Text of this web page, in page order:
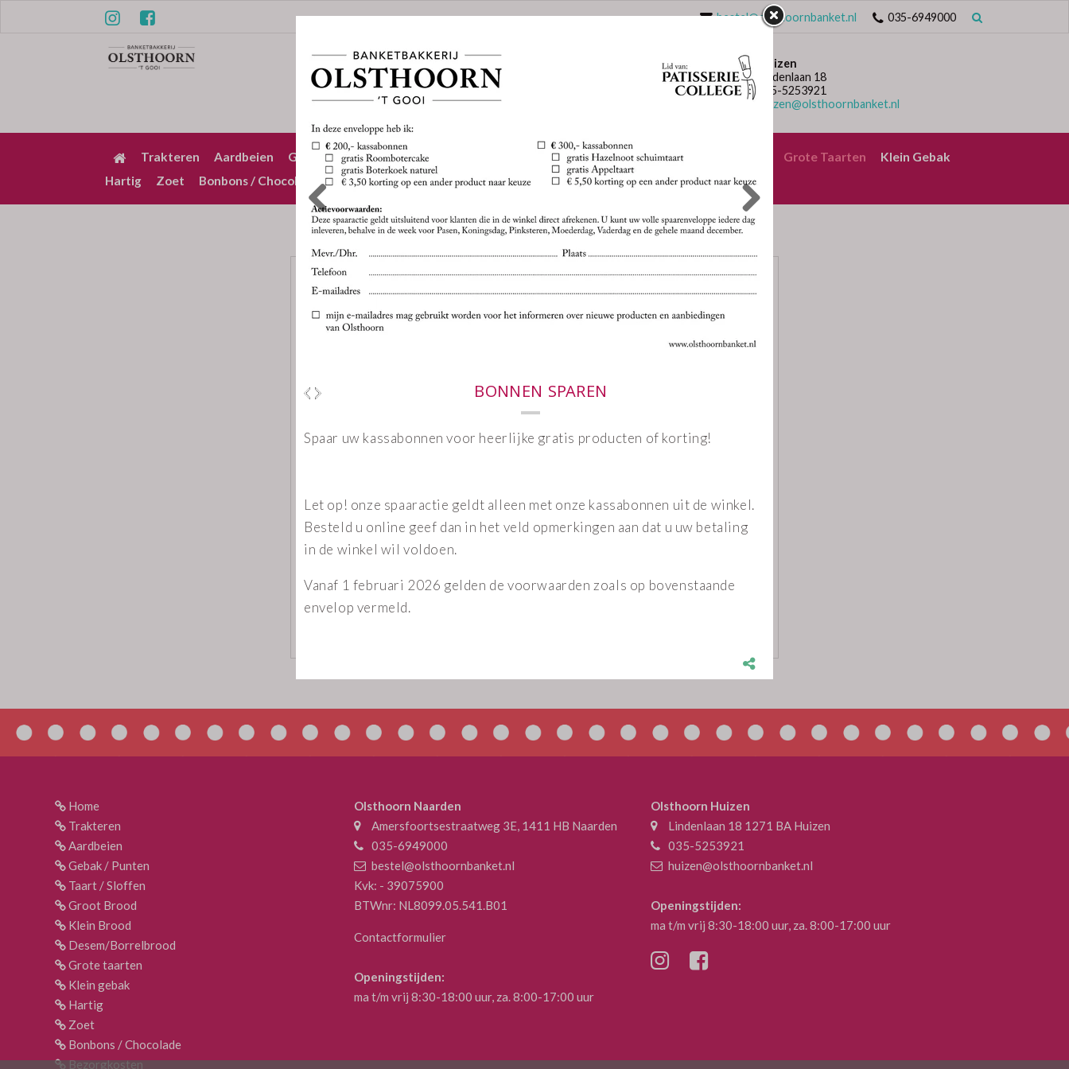
bestel@olsthoornbanket.nl 035-6949000
Amersfoortsestraatweg 3E
Huizen
Lindenlaan 18
035-5253921
huizen@olsthoornbanket.nl
Trakteren Aardbeien Gebak / Punten Taart / Sloffen Groot Brood Klein Brood Desem/Borrelbrood Grote Taarten
Klein Gebak
Hartig
Zoet Bonbons / Chocolade Bezorgkosten Dieet/allergie Gevuld Brood Werken Bij
BONNEN SPAREN
Spaar uw kassabonnen voor
heerlijke gratis producten of
Let op! onze spaaractie geldt
dan in het veld opmerkingen aan
dat u uw betaling in de winkel wil
Vanaf 1 februari 2026 gelden de
Home
Trakteren
Aardbeien
Gebak / Punten
Taart / Sloffen
Groot Brood
Klein Brood
Desem/Borrelbrood
Grote taarten
Klein gebak
Hartig
Zoet
Bonbons / Chocolade
Bezorgkosten
Olsthoorn Naarden
Amersfoortsestraatweg 3E, 1411 HB Naarden
035-6949000
bestel@olsthoornbanket.nl
Kvk: - 39075900
BTWnr: NL8099.05.541.B01
Contactformulier
Openingstijden:
ma t/m vrij 8:30-18:00 uur, za. 8:00-17:00 uur
Olsthoorn Huizen
Lindenlaan 18 1271 BA Huizen
035-5253921
huizen@olsthoornbanket.nl
Openingstijden:
ma t/m vrij 8:30-18:00 uur, za. 8:00-17:00 uur